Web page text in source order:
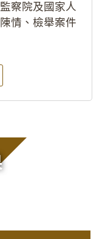
察院及國家人
情、檢舉案件